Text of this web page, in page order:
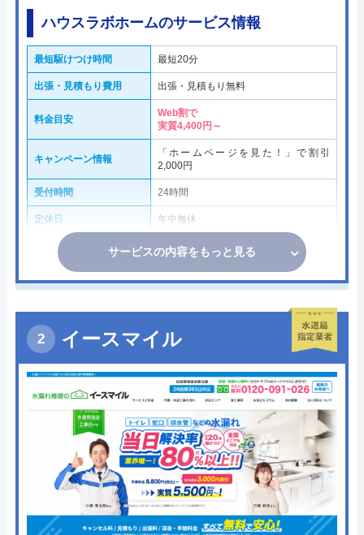
ハウスラボホームのサービス情報
最短駆けつけ時間 最短20分
出張・見積もり費用 出張・見積もり無料
料金目安
Web割で
実質4,400円～
キャンペーン情報
「ホームページを見た！」で割引
2,000円
受付時間 24時間
定休日 年中無休
サービスの内容をもっと見る
イースマイル